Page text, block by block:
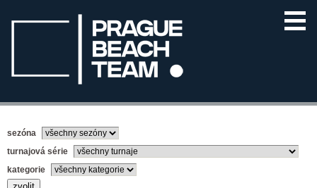
sezóna
turnajová série
kategorie